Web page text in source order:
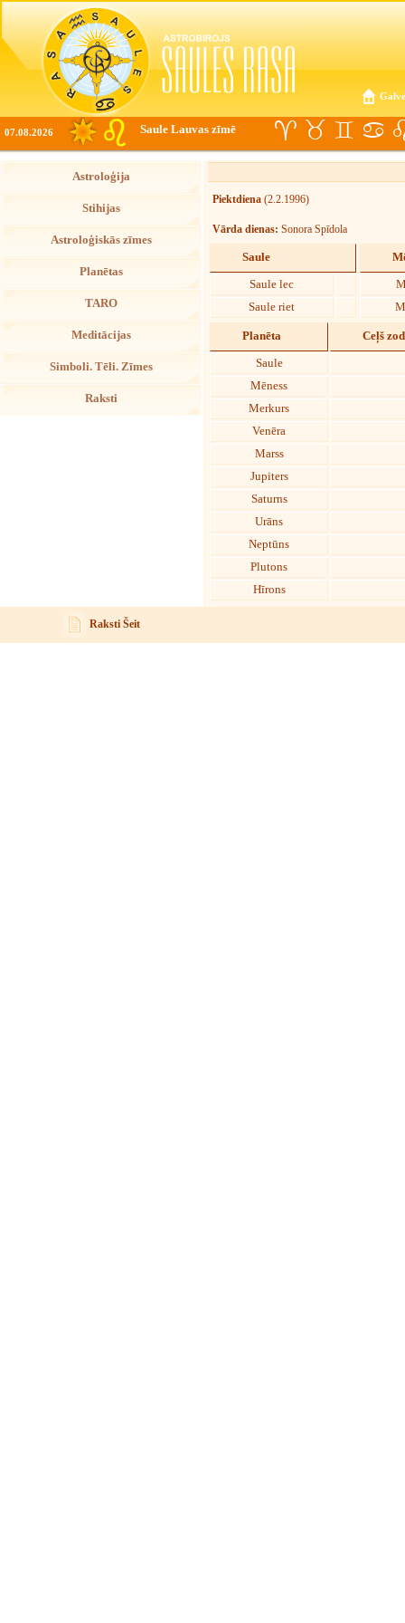
07.08.2026 Saule Lauvas zīmē
Astroloģija
Stihijas
Astroloģiskās zīmes
Planētas
TARO
Meditācijas
Simboli. Tēli. Zīmes
Raksti
Piektdiena (2.2.1996)
Vārda dienas: Sonora Spīdola
Saule
Saule lec
Saule riet
Planēta Ceļš
Saule
Mēness
Merkurs
Venēra
Marss
Jupiters
Saturns
Urāns
Neptūns
Plutons
Hīrons
Raksti Šeit